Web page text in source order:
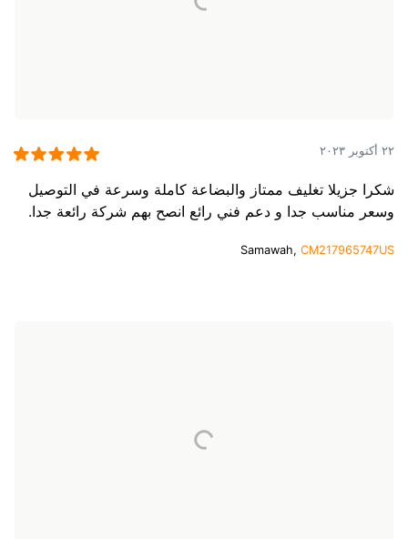
٢٢ أكتوبر ٢٠٢٣
شكرا جزيلا تغليف ممتاز والبضاعة كاملة وسرعة في التوصيل
وسعر مناسب جدا و دعم فني رائع انصح بهم شركة رائعة جدا.
Samawah, CM217965747US